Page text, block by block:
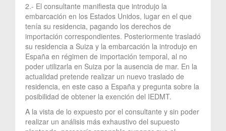
2.- El consultante manifiesta que introdujo la
embarcación en los Estados Unidos, lugar en el que
tenía su residencia, pagando los derechos de
importación correspondientes. Posteriormente trasladó
su residencia a Suiza y la embarcación la introdujo en
España en régimen de importación temporal, al no
poder utilizarla en Suiza por la ausencia de mar. En la
actualidad pretende realizar un nuevo traslado de
residencia, en este caso a España y pregunta sobre la
posibilidad de obtener la exención del IEDMT.
A la vista de lo expuesto por el consultante y sin poder
realizar un análisis más exhaustivo del supuesto